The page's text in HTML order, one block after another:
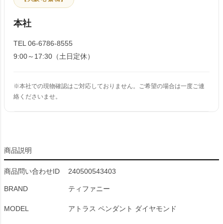
本社
TEL 06-6786-8555
9:00～17:30（土日定休）
※本社での現物確認はご対応しておりません。ご希望の場合は一度ご連
絡くださいませ。
商品説明
商品問い合わせID 240500543403
BRAND ティファニー
MODEL アトラス ペンダント ダイヤモンド